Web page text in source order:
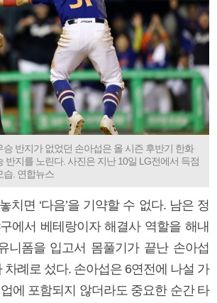
승 반지가 없었던 손아섭은 올 시즌 후반기 한화
반지를 노린다. 사진은 지난 10일 LG전에서 득점
습. 연합뉴스
치면 ‘다음’을 기약할 수 없다. 남은 정
에서 베테랑이자 해결사 역할을 해내
니폼을 입고서 몸풀기가 끝난 손아섭
차례로 섰다. 손아섭은 6연전에 나설 가
에 포함되지 않더라도 중요한 순간 타